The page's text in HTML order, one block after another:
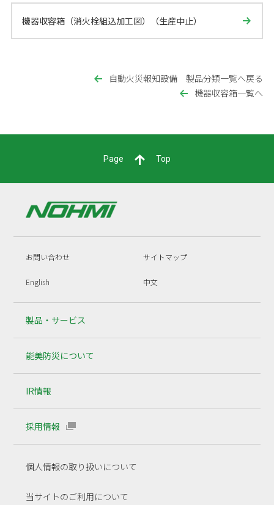
機器収容箱（消火栓組込加工図）（生産中止）
自動火災報知設備 製品分類一覧へ戻る
機器収容箱一覧へ
Page Top
お問い合わせ サイトマップ
English 中文
製品・サービス
能美防災について
IR情報
採用情報
個人情報の取り扱いについて
当サイトのご利用について